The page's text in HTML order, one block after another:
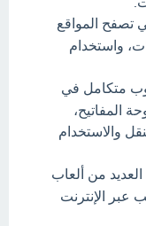
تصفح المواقع
واستخدام
متكامل في
المفاتيح،
والاستخدام
من ألعاب
عبر الإنترنت